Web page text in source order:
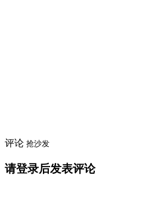
评论 抢沙发
请登录后发表评论